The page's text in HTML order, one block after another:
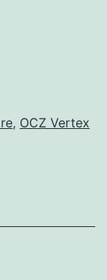
, OCZ Vertex